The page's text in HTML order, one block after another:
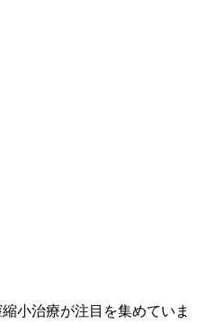
小治療が注目を集めていま